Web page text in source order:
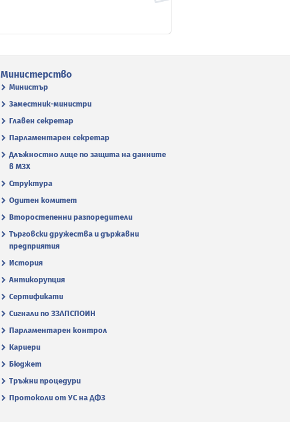
Министерство
Министър
Заместник-министри
Главен секретар
Парламентарен секретар
Длъжностно лице по защита на данните
в МЗХ
Структура
Одитен комитет
Второстепенни разпоредители
Търговски дружества и държавни
предприятия
История
Антикорупция
Сертификати
Сигнали по ЗЗЛПСПОИН
Парламентарен контрол
Кариери
Бюджет
Тръжни процедури
Протоколи от УС на ДФЗ